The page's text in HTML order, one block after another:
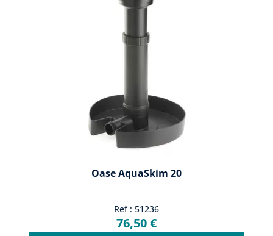
Oase AquaSkim 20
Ref : 51236
76,50 €